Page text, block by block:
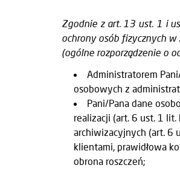
Zgodnie z art. 13 ust. 1 i
ochrony osób fizycznych
(ogólne rozporządzenie o
Administratorem
osobowych z
Pani/Pana dane
realizacji (art. 6 ust. 1
archiwizacyjnych (art. 6
klientami, prawidłowa
obrona roszczeń;